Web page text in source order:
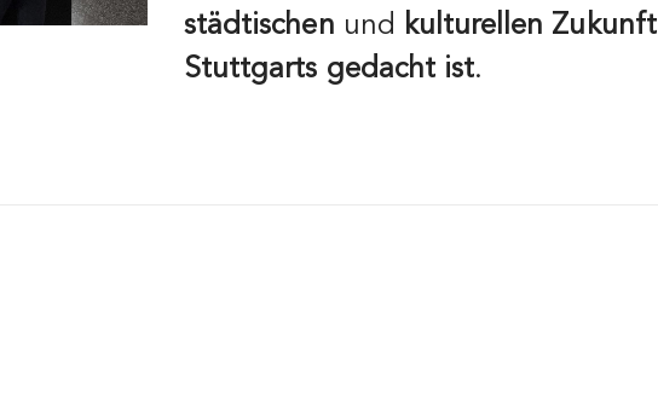
städtischen und kulturellen Zukunft
Stuttgarts gedacht ist.